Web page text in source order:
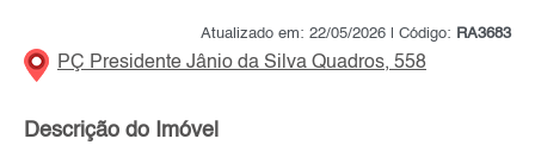
Atualizado em: 22/05/2026 | Código: RA3683
PÇ Presidente Jânio da Silva Quadros, 558
Descrição do Imóvel